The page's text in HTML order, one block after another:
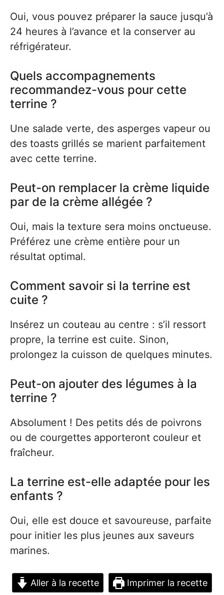
Oui, vous pouvez préparer la sauce jusqu’à
24 heures à l’avance et la conserver au
réfrigérateur.
Quels accompagnements
recommandez-vous pour cette
terrine ?
Une salade verte, des asperges vapeur ou
des toasts grillés se marient parfaitement
avec cette terrine.
Peut-on remplacer la crème liquide
par de la crème allégée ?
Oui, mais la texture sera moins onctueuse.
Préférez une crème entière pour un
résultat optimal.
Comment savoir si la terrine est
cuite ?
Insérez un couteau au centre : s’il ressort
propre, la terrine est cuite. Sinon,
prolongez la cuisson de quelques minutes.
Peut-on ajouter des légumes à la
terrine ?
Absolument ! Des petits dés de poivrons
ou de courgettes apporteront couleur et
fraîcheur.
La terrine est-elle adaptée pour les
enfants ?
Oui, elle est douce et savoureuse, parfaite
pour initier les plus jeunes aux saveurs
marines.
Aller à la recette Imprimer la recette